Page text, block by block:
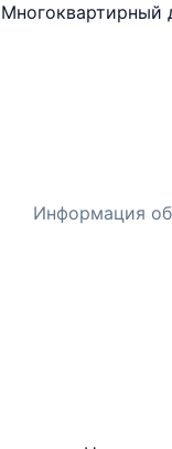
Многоквартирный
Информация об